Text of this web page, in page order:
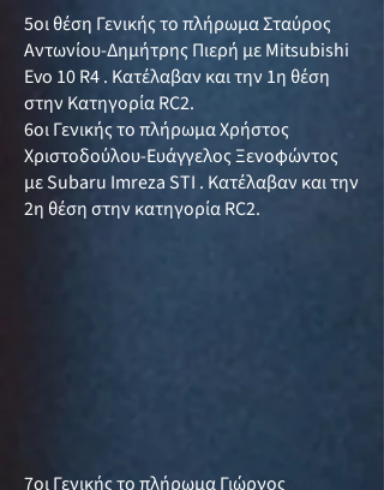
5οι θέση Γενικής το πλήρωμα Σταύρος
Αντωνίου-Δημήτρης Πιερή με Mitsubishi
Evo 10 R4 . Κατέλαβαν και την 1η θέση
στην Κατηγορία RC2.
6οι Γενικής το πλήρωμα Χρήστος
Χριστοδούλου-Ευάγγελος Ξενοφώντος
με Subaru Imreza STI . Κατέλαβαν και την
2η θέση στην κατηγορία RC2.
7οι Γενικής το πλήρωμα Γιώργος